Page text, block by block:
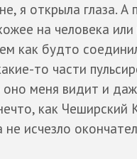
я открыла глаза.
на человека
как будто
то части
оно меня видит и
как Чеширский
исчезло